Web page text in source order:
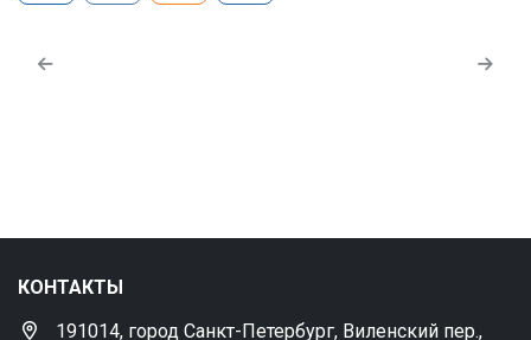
КОНТАКТЫ
191014, город Санкт-Петербург, Виленский пер.,